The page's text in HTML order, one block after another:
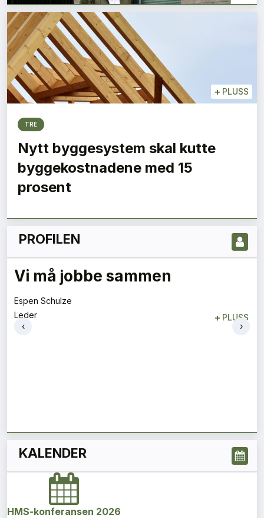
LES NYESTE UTGIVELSE HER
+ PLUSS
TRE
Nytt byggesystem skal kutte
byggekostnadene med 15
prosent
PROFILEN
+ PLUSS
Vi må jobbe sammen
Espen Schulze
Leder
‹
›
KALENDER
HMS-konferansen 2026